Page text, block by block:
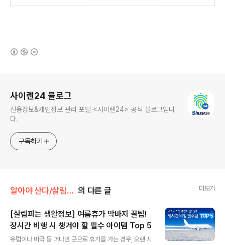
사이렌24 블로그
신용정보&개인정보 관리 포털 <사이렌24> 공식 블로그입니
다.
구독하기
알아야 산다/살림피는 생활정보 의 다른 글 더보기
[살림피는 생활정보] 여름휴가 막바지 꿀팁!
장시간 비행 시 챙겨야 할 필수 아이템 Top 5
유럽이나 미국 등 머나먼 곳으로 휴가를 가는 경우, 오랜 시